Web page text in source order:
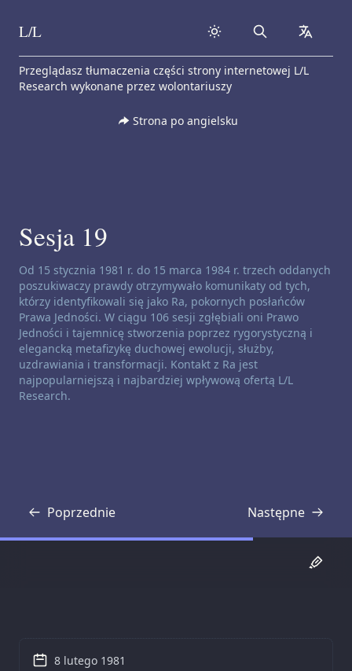
Skip to content
L/L Search
Przeglądasz tłumaczenia części strony internetowej L/L
Research wykonane przez wolontariuszy
Strona po angielsku
Sesja 19
Zastrzeżenie dotyczące kanałów:
Od 15 stycznia 1981 r. do 15 marca 1984 r. trzech oddanych
poszukiwaczy prawdy otrzymywało komunikaty od tych,
którzy identyfikowali się jako Ra, pokornych posłańców
Prawa Jedności. W ciągu 106 sesji zgłębiali oni Prawo
Jedności i tajemnicę stworzenia poprzez rygorystyczną i
elegancką metafizykę duchowej ewolucji, służby,
uzdrawiania i transformacji. Kontakt z Ra jest
najpopularniejszą i najbardziej wpływową ofertą L/L
Research.
Poprzednie
Transkrypcja Następne
Transkrypcja
8 lutego 1981